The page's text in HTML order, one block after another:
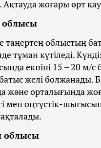
Ақтауда жоғары өрт
облысы
таңертең облыстың
тұман күтіледі.
екпіні 15 – 20 м/с
желі болжанады.
және орталығында
мен оңтүстік-
облысы